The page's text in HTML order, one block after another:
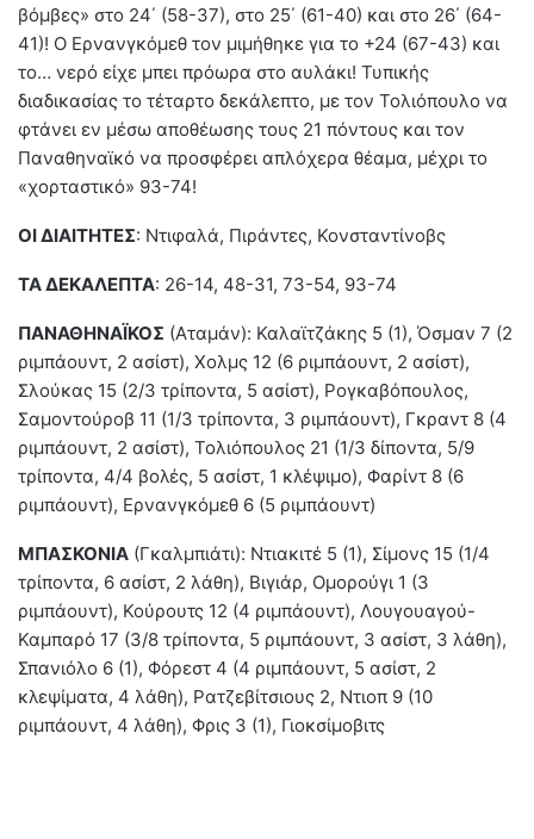
βόμβες» στο 24΄ (58-37), στο 25΄ (61-40) και στο 26΄ (64-
41)! Ο Ερνανγκόμεθ τον μιμήθηκε για το +24 (67-43) και
το… νερό είχε μπει πρόωρα στο αυλάκι! Τυπικής
διαδικασίας το τέταρτο δεκάλεπτο, με τον Τολιόπουλο να
φτάνει εν μέσω αποθέωσης τους 21 πόντους και τον
Παναθηναϊκό να προσφέρει απλόχερα θέαμα, μέχρι το
«χορταστικό» 93-74!
ΟΙ ΔΙΑΙΤΗΤΕΣ: Ντιφαλά, Πιράντες, Κονσταντίνοβς
ΤΑ ΔΕΚΑΛΕΠΤΑ: 26-14, 48-31, 73-54, 93-74
ΠΑΝΑΘΗΝΑΪΚΟΣ (Αταμάν): Καλαϊτζάκης 5 (1), Όσμαν 7 (2
ριμπάουντ, 2 ασίστ), Χολμς 12 (6 ριμπάουντ, 2 ασίστ),
Σλούκας 15 (2/3 τρίποντα, 5 ασίστ), Ρογκαβόπουλος,
Σαμοντούροβ 11 (1/3 τρίποντα, 3 ριμπάουντ), Γκραντ 8 (4
ριμπάουντ, 2 ασίστ), Τολιόπουλος 21 (1/3 δίποντα, 5/9
τρίποντα, 4/4 βολές, 5 ασίστ, 1 κλέψιμο), Φαρίντ 8 (6
ριμπάουντ), Ερνανγκόμεθ 6 (5 ριμπάουντ)
ΜΠΑΣΚΟΝΙΑ (Γκαλμπιάτι): Ντιακιτέ 5 (1), Σίμονς 15 (1/4
τρίποντα, 6 ασίστ, 2 λάθη), Βιγιάρ, Ομορούγι 1 (3
ριμπάουντ), Κούρουτς 12 (4 ριμπάουντ), Λουγουαγού-
Καμπαρό 17 (3/8 τρίποντα, 5 ριμπάουντ, 3 ασίστ, 3 λάθη),
Σπανιόλο 6 (1), Φόρεστ 4 (4 ριμπάουντ, 5 ασίστ, 2
κλεψίματα, 4 λάθη), Ρατζεβίτσιους 2, Ντιοπ 9 (10
ριμπάουντ, 4 λάθη), Φρις 3 (1), Γιοκσίμοβιτς